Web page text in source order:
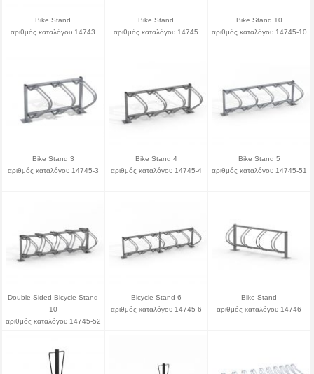
Bike Stand
αριθμός καταλόγου 14743
Bike Stand
αριθμός καταλόγου 14745
Bike Stand 10
αριθμός καταλόγου 14745-10
Bike Stand 3
αριθμός καταλόγου 14745-3
Bike Stand 4
αριθμός καταλόγου 14745-4
Bike Stand 5
αριθμός καταλόγου 14745-51
Double Sided Bicycle Stand
10
αριθμός καταλόγου 14745-52
Bicycle Stand 6
αριθμός καταλόγου 14745-6
Bike Stand
αριθμός καταλόγου 14746